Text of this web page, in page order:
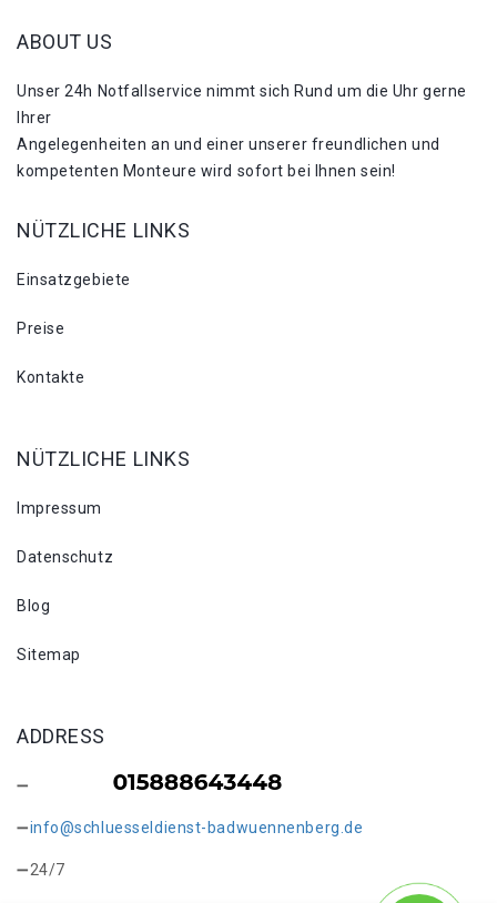
ABOUT US
Unser 24h Notfallservice nimmt sich Rund um die Uhr gerne
Ihrer
Angelegenheiten an und einer unserer freundlichen und
kompetenten Monteure wird sofort bei Ihnen sein!
NÜTZLICHE LINKS
Einsatzgebiete
Preise
Kontakte
NÜTZLICHE LINKS
Impressum
Datenschutz
Blog
Sitemap
ADDRESS
info@schluesseldienst-badwuennenberg.de
24/7